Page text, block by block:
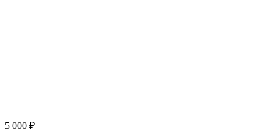
5 000 ₽